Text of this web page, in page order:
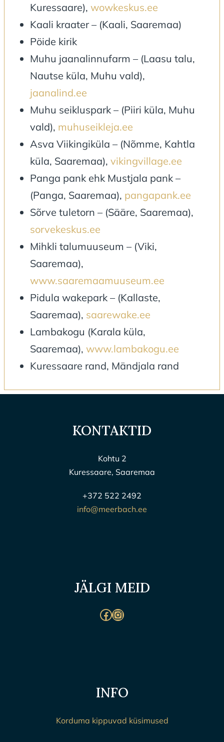
Kuressaare), wowkeskus.ee
Kaali kraater – (Kaali, Saaremaa)
Pöide kirik
Muhu jaanalinnufarm – (Laasu talu,
Nautse küla, Muhu vald),
jaanalind.ee
Muhu seikluspark – (Piiri küla, Muhu
vald), muhuseikleja.ee
Asva Viikingiküla – (Nõmme, Kahtla
küla, Saaremaa), vikingvillage.ee
Panga pank ehk Mustjala pank –
(Panga, Saaremaa), pangapank.ee
Sõrve tuletorn – (Sääre, Saaremaa),
sorvekeskus.ee
Mihkli talumuuseum – (Viki,
Saaremaa),
www.saaremaamuuseum.ee
Pidula wakepark – (Kallaste,
Saaremaa), saarewake.ee
Lambakogu (Karala küla,
Saaremaa), www.lambakogu.ee
Kuressaare rand, Mändjala rand
KONTAKTID
Kohtu 2
Kuressaare, Saaremaa
+372 522 2492
info@meerbach.ee
JÄLGI MEID
# #
INFO
Korduma kippuvad küsimused